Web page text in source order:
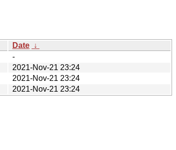
Date ↓
-
2021-Nov-21 23:24
2021-Nov-21 23:24
2021-Nov-21 23:24